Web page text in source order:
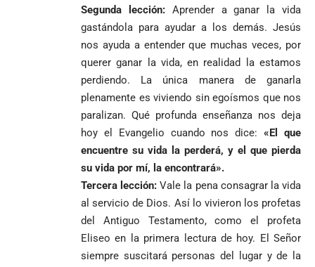
Segunda lección:Aprender a ganar la vida
gastándola para ayudar a los demás. Jesús
nos ayuda a entender que muchas veces, por
querer ganar la vida, en realidad la estamos
perdiendo. La única manera de ganarla
plenamente es viviendo sin egoísmos que nos
paralizan. Qué profunda enseñanza nos deja
hoy el Evangelio cuando nos dice:«El que
encuentre su vida la perderá, y el que pierda
su vida por mí, la encontrará».
Tercera lección: Vale la pena consagrar la vida
al servicio de Dios. Así lo vivieron los profetas
del Antiguo Testamento, como el profeta
Eliseo en la primera lectura de hoy. El Señor
siempre suscitará personas del lugar y de la